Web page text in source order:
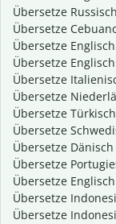
Übersetze
Übersetze
Übersetze
Übersetze
Übersetze
Übersetze
Übersetze
Übersetze
Übersetze
Übersetze
Übersetze
Übersetze
Übersetze